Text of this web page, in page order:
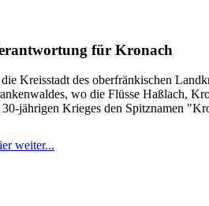
für Kronach
Kreisstadt des oberfränkischen
wo die Flüsse Haßlach,
30-jährigen Krieges den Spitznamen
weiter...